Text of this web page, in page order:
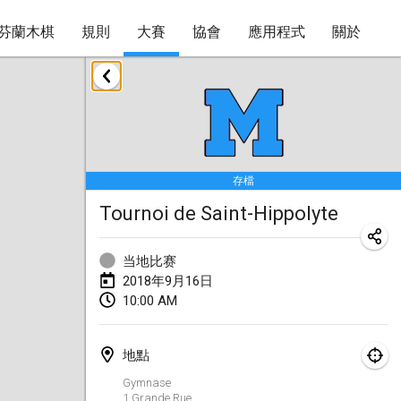
蘭木棋 規則 大賽 協會 應用程式 關於
存檔
Tournoi de Saint-Hippolyte
当地比赛
2018年9月16日
10:00 AM
地點
Gymnase
1 Grande Rue
2018年1月
Open des rois de Mölkky
2018年1月21日| 法國
Individuel du Garo
2018年1月21日 |法國
Tournoi d'Hiver
2018年1月27日
2018年2月